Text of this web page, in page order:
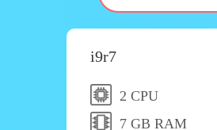
i9r7
2 CPU
7 GB RAM